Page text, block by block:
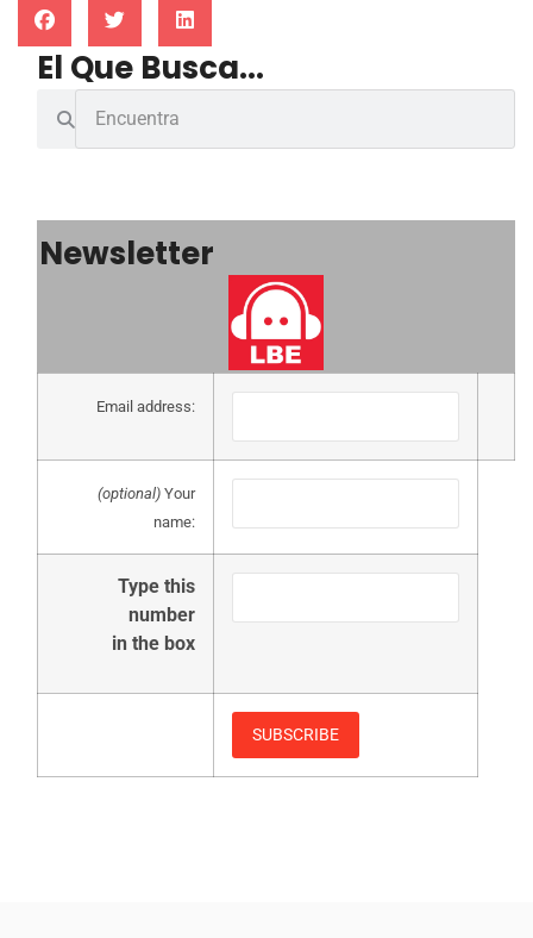
El Que Busca...
Newsletter
Email address:
(optional) Your
name:
Type this
number
in the box